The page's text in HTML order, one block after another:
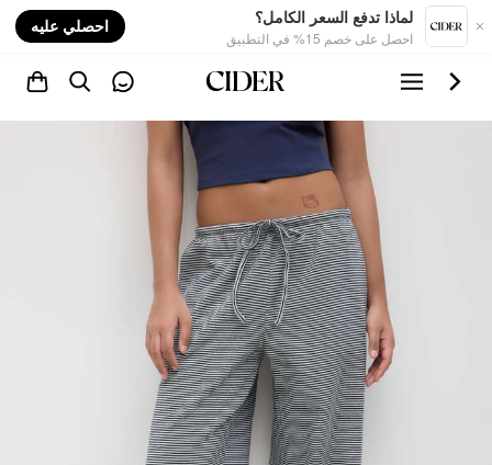
لماذا تدفع السعر الكامل؟
احصل على خصم 15% في التطبيق
احصلي عليه